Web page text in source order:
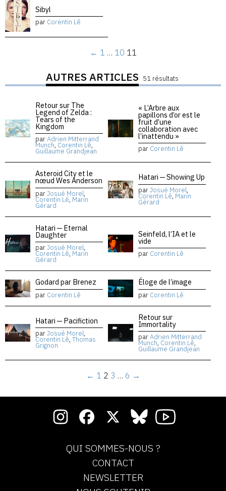
Sibyl
par Corentin Lê
← 1 … 10 11
AUTRES ARTICLES 51 résultats
Retour sur The
Legend of Zelda :
Tears of the
Kingdom
parAdrien Mitterrand
Munch, Corentin Lê,
Guillaume Grandjean
« L’Arbre aux
papillons d’or est le
fruit d’une
collaboration avec
l’inattendu »
par Corentin Lê
Asteroid City et le
nœud Wes Anderson
parJosué Morel,
Corentin Lê, Marin
Gérard
Hatari — Showing Up
parJosué Morel,
Corentin Lê, Marin
Gérard
Hatari — Eternal
Daughter
parJosué Morel,
Corentin Lê, Marin
Gérard
Seinfeld, l’IA et le
vide
par Corentin Lê
Godard par Brenez
par Corentin Lê
Éloge de l’image
par Corentin Lê
Hatari — Pacifiction
parJosué Morel,
Corentin Lê, Thomas
Grignon
Retour sur
Immortality
parAdrien Mitterrand
Munch, Corentin Lê,
Guillaume Grandjean
← 1 2 3 … 6 →
QUI SOMMES-NOUS ?
CONTACT
NEWSLETTER